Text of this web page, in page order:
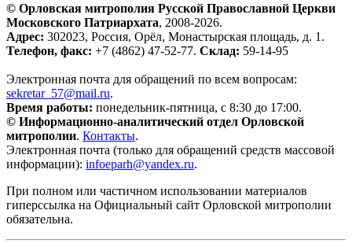
© Орловская митрополия Русской Православной Церкви
Московского Патриархата, 2008-2026.
Адрес: 302023, Россия, Орёл, Монастырская площадь, д. 1.
Телефон, факс: +7 (4862) 47-52-77. Склад: 59-14-95
Электронная почта для обращений по всем вопросам:
sekretar_57@mail.ru.
Время работы: понедельник-пятница, с 8:30 до 17:00.
© Информационно-аналитический отдел Орловской
митрополии. Контакты.
Электронная почта (только для обращений средств массовой
информации): infoeparh@yandex.ru.
При полном или частичном использовании материалов
гиперссылка на Официальный сайт Орловской митрополии
обязательна.